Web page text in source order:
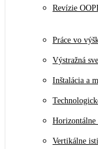
Revízie
Práce vo
Výstražná
Inštalácia a
Horizontálne
Vertikálne